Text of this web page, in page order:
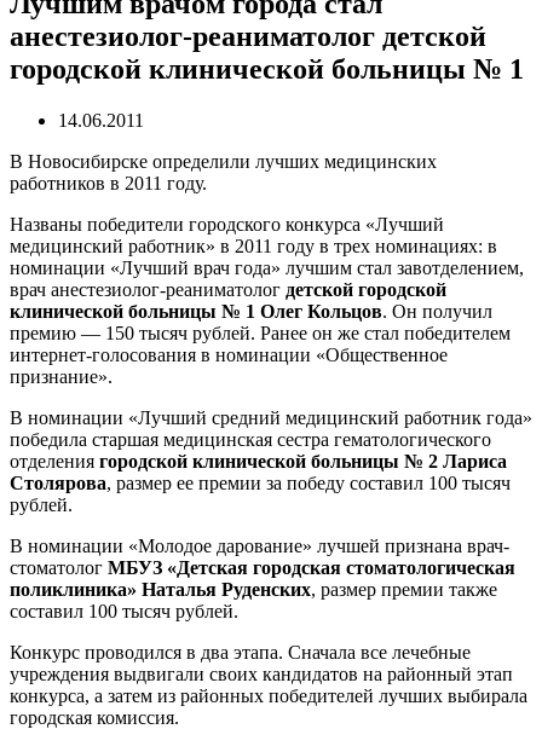
анестезиолог-реаниматолог детской
городской клинической больницы № 1
14.06.2011
В Новосибирске определили лучших медицинских
работников в 2011 году.
Названы победители городского конкурса «Лучший
медицинский работник» в 2011 году в трех номинациях: в
номинации «Лучший врач года» лучшим стал завотделением,
врач анестезиолог-реаниматолог детской городской
клинической больницы № 1 Олег Кольцов. Он получил
премию — 150 тысяч рублей. Ранее он же стал победителем
интернет-голосования в номинации «Общественное
признание».
В номинации «Лучший средний медицинский работник года»
победила старшая медицинская сестра гематологического
отделения городской клинической больницы № 2 Лариса
Столярова, размер ее премии за победу составил 100 тысяч
рублей.
В номинации «Молодое дарование» лучшей признана врач-
стоматолог МБУЗ «Детская городская стоматологическая
поликлиника» Наталья Руденских, размер премии также
составил 100 тысяч рублей.
Конкурс проводился в два этапа. Сначала все лечебные
учреждения выдвигали своих кандидатов на районный этап
конкурса, а затем из районных победителей лучших выбирала
городская комиссия.